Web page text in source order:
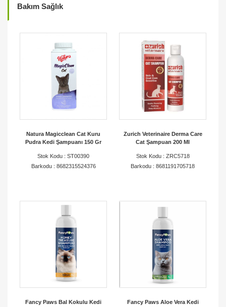
ürünlerinden aksesuar ve ekipmanlara kadar birçok
yaptığımız markalar arasında dünya genelinde
kalitesiyle bilinen
Juwel Aquarium, Hydra, Yuup,
Opawz, Crazy Liberty, Savic, Bama Spa ve Camon
yer almaktadır.
Profesyonel pet kuaförleri ve pet shoplar için özel
olarak seçtiğimiz bu markalar; yüksek kalite
standartları, güvenilir içerikleri ve yenilikçi ürünleriyle
öne çıkmaktadır. Türkiye genelinde güçlü dağıtım
ağımız ve B2B satış altyapımız sayesinde iş
ortaklarımızın ihtiyaç duyduğu ürünleri hızlı ve güvenilir
şekilde ulaştırıyoruz.
Türkiye’deki pet sektörüne kazandırmak,
profesyonellere kaliteli ürünler sunmak ve iş
ortaklarımızla birlikte sektörde sürdürülebilir büyüme
sağlamaktır.
Bakım Sağlık
Natura Magicclean Cat Kuru
Pudra Kedi Şampuanı 150 Gr
Stok Kodu : ST00390
Barkodu : 8682315524376
Zurich Veterinaire Derma Care
Cat Şampuan 200 Ml
Stok Kodu : ZRC5718
Barkodu : 8681191705718
Fancy Paws Bal Kokulu Kedi
Fancy Paws Aloe Vera Kedi